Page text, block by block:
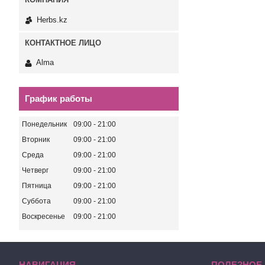
Herbs.kz
Alma
График работы
Понедельник 09:00
21:00
Вторник
09:00
21:00
Среда
09:00
21:00
Четверг
09:00
21:00
Пятница
09:00
21:00
Суббота
09:00
21:00
Воскресенье
09:00 21:00